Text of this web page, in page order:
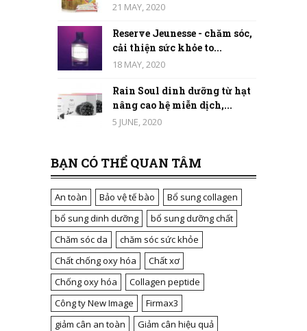
21 MAY, 2020
Reserve Jeunesse - chăm sóc,
cải thiện sức khỏe to...
18 MAY, 2020
Rain Soul dinh dưỡng từ hạt
nâng cao hệ miễn dịch,...
5 JUNE, 2020
BẠN CÓ THỂ QUAN TÂM
An toàn Bảo vệ tế bào
Bổ sung collagen
bổ sung dinh dưỡng
bổ sung dưỡng chất
Chăm sóc da
chăm sóc sức khỏe
Chất chống oxy hóa
Chất xơ
Chống oxy hóa
Collagen peptide
Công ty New Image
Firmax3
giảm cân an toàn
Giảm cân hiệu quả